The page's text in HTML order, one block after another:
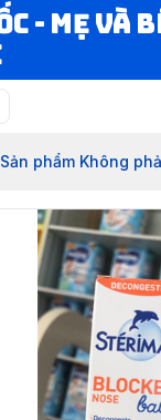
- Mẹ và
phẩm Không